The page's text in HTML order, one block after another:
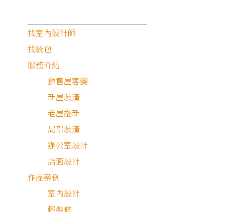
找室內設計師
找統包
服務介紹
預售屋客變
新屋裝潢
老屋翻新
局部裝潢
辦公室設計
店面設計
作品案例
室內設計
輕裝修